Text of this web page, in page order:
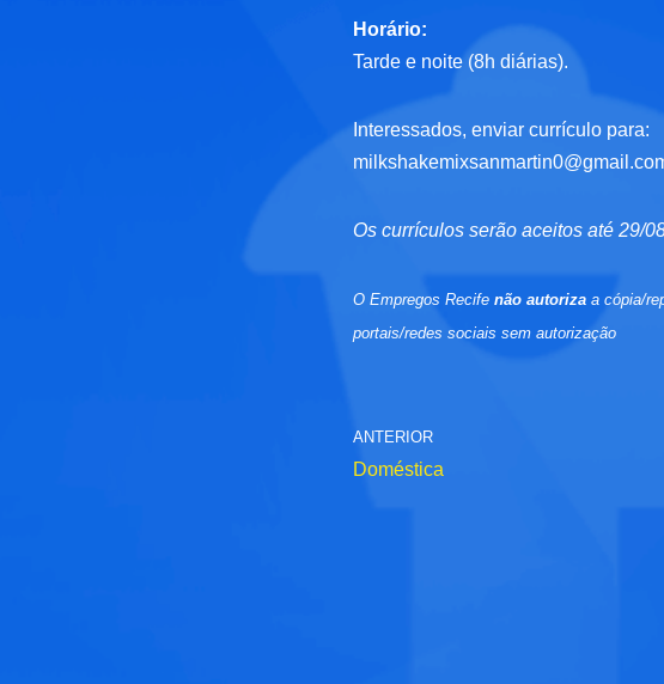
Horário:
Tarde e noite (8h diárias).
Interessados, enviar currículo para:
Os currículos serão aceitos até 29/
O Empregos Recifenão autoriza a cópia/
portais/redes sociais sem autorização
ANTERIOR
Doméstica